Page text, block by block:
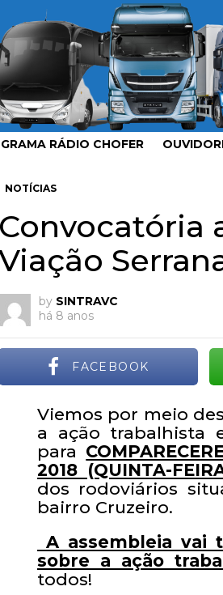
RÁDIO CHOFER
NOTÍCIAS
Convocatória
by SINTRAVC
há 8 anos
FACEBOOK
Viemos por meio
a ação trabalhista
para
2018 (QUINTA-
dos rodoviários
bairro Cruzeiro.
A assembleia vai
sobre a ação
todos!